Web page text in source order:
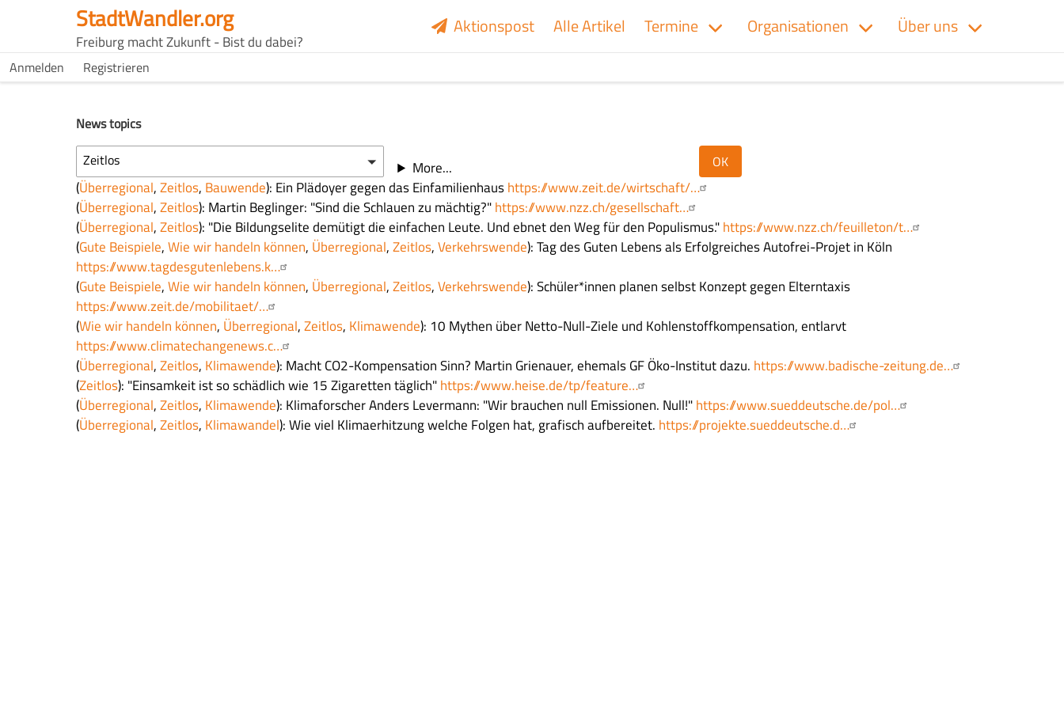
StadtWandler.org
Freiburg macht Zukunft - Bist du dabei?
H4C
Main
Aktionspost Alle Artikel Termine Organisationen Über uns
H4C
Anmelden Registrieren
News topics
Zeitlos
More...
(Überregional,Zeitlos, Bauwende): Ein Plädoyer gegen das Einfamilienhaushttps://www.zeit.de/wirtschaft/…
(Überregional,Zeitlos): Martin Beglinger: "Sind die Schlauen zu mächtig?"https://www.nzz.ch/gesellschaft…
(Überregional,Zeitlos): "Die Bildungselite demütigt die einfachen Leute. Und ebnet den Weg für den Populismus."https://www.nzz.ch/feuilleton/t…
(Gute Beispiele,Wie wir handeln können, Überregional,Zeitlos,Verkehrswende): Tag des Guten Lebens als Erfolgreiches Autofrei-Projet in Köln
https://www.tagdesgutenlebens.k…
(Gute Beispiele,Wie wir handeln können, Überregional,Zeitlos,Verkehrswende): Schüler*innen planen selbst Konzept gegen Elterntaxis
https://www.zeit.de/mobilitaet/…
(Wie wir handeln können, Überregional,Zeitlos, Klimawende): 10 Mythen über Netto-Null-Ziele und Kohlenstoffkompensation, entlarvt
https://www.climatechangenews.c…
(Überregional,Zeitlos, Klimawende): Macht CO2-Kompensation Sinn? Martin Grienauer, ehemals GF Öko-Institut dazu. https://www.badische-zeitung.de…
(Zeitlos): "Einsamkeit ist so schädlich wie 15 Zigaretten täglich"https://www.heise.de/tp/feature…
(Überregional,Zeitlos, Klimawende): Klimaforscher Anders Levermann: "Wir brauchen null Emissionen. Null!"https://www.sueddeutsche.de/pol…
(Überregional,Zeitlos, Klimawandel): Wie viel Klimaerhitzung welche Folgen hat, grafisch aufbereitet. https://projekte.sueddeutsche.d…